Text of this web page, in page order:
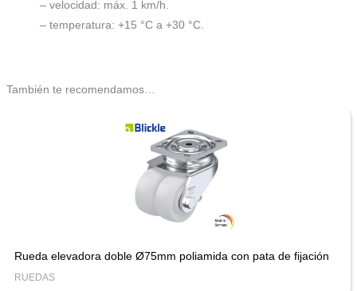
– velocidad: máx. 1 km/h.
– temperatura: +15 °C a +30 °C.
También te recomendamos…
Rueda elevadora doble Ø75mm poliamida con pata de fijación
RUEDAS